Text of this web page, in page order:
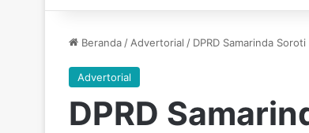
Beranda / Advertorial / DPRD Samarinda
Advertorial
DPRD